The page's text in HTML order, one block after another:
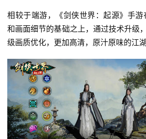
2
5
第
三
届
茶
奖
相较于端游，《剑侠世界：起源》手
和画面细节的基础之上，通过技术升级
级画质优化，更加高清，原汁原味的江